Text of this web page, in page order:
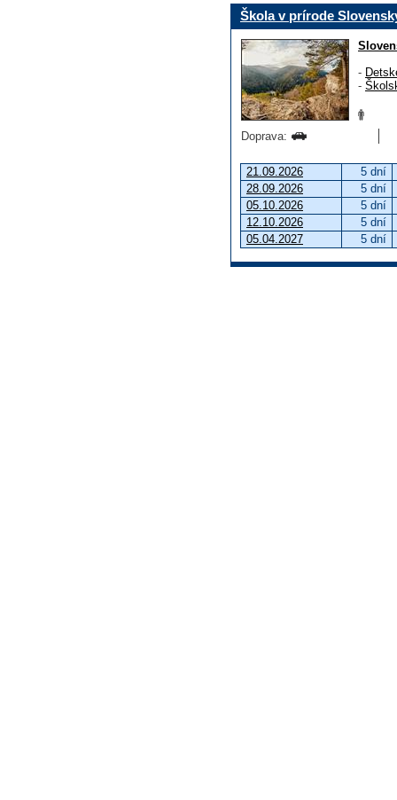
Škola v prírode
-
-
Doprava:
21.09.2026
5 dní
28.09.2026
5 dní
05.10.2026
5 dní
12.10.2026
5 dní
05.04.2027
5 dní